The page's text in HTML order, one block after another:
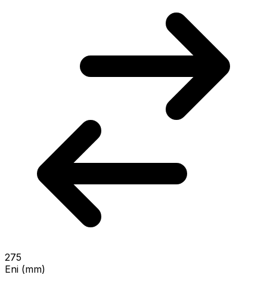
275
Eni (mm)